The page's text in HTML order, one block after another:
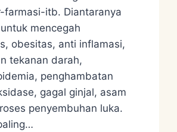
farmasi-itb. Diantaranya
mencegah
obesitas, anti inflamasi,
tekanan darah,
penghambatan
gagal ginjal, asam
penyembuhan luka.